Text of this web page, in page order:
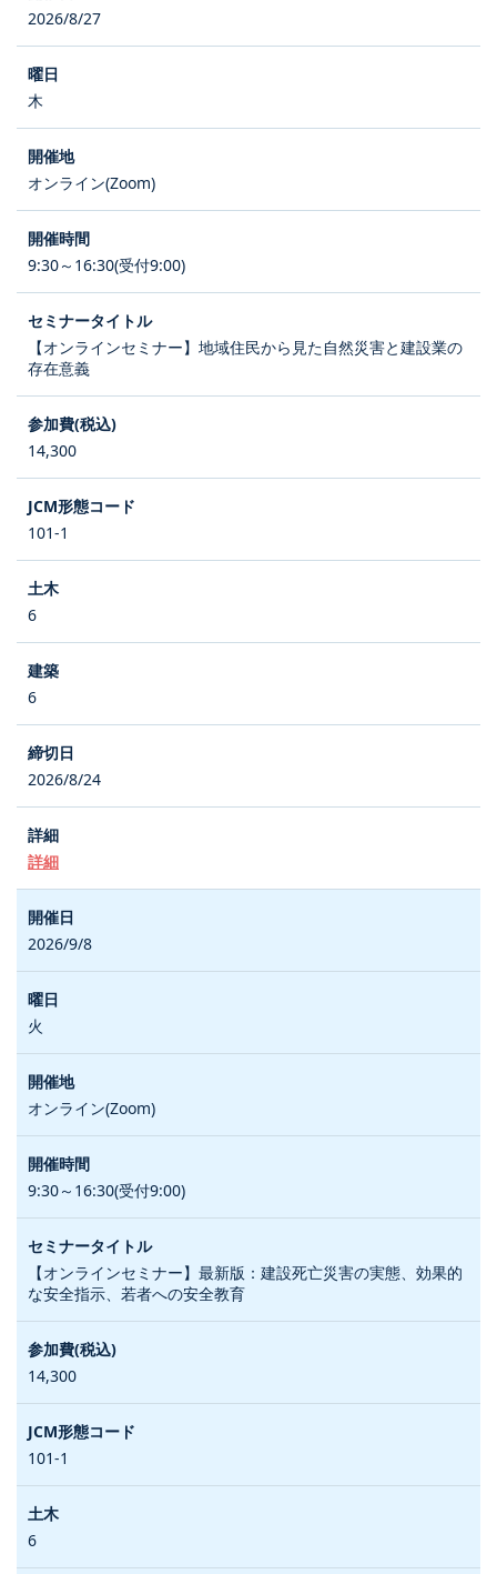
2026/8/27
木
オンライン(Zoom)
9:30～16:30(受付9:00)
【オンラインセミナー】地域住民から見た自然災害と建設業の
存在意義
14,300
101-1
6
6
2026/8/24
詳細
2026/9/8
火
オンライン(Zoom)
9:30～16:30(受付9:00)
【オンラインセミナー】最新版：建設死亡災害の実態、効果的
な安全指示、若者への安全教育
14,300
101-1
6